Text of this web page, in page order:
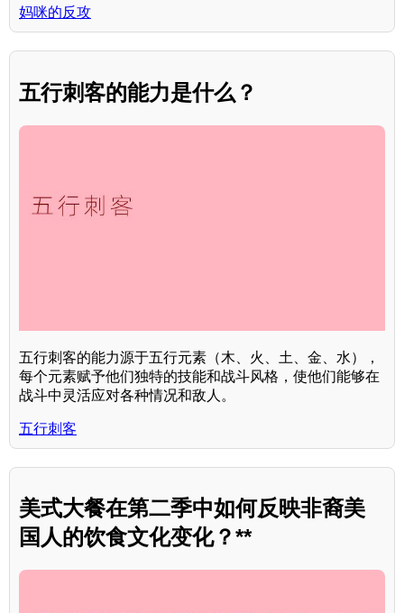
妈咪的反攻
五行刺客的能力是什么？
五行刺客的能力源于五行元素（木、火、土、金、水），
每个元素赋予他们独特的技能和战斗风格，使他们能够在
战斗中灵活应对各种情况和敌人。
五行刺客
美式大餐在第二季中如何反映非裔美
国人的饮食文化变化？**